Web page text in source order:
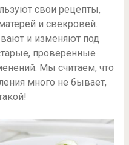
свои рецепты,
и свекровей.
и изменяют под
проверенные
Мы считаем, что
много не бывает,